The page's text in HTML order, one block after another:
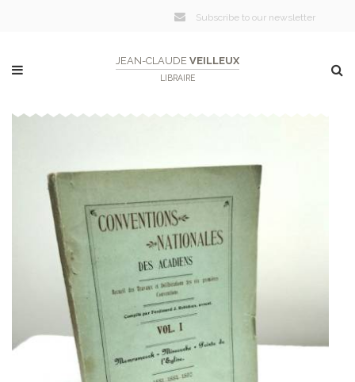
Subscribe to our newsletter
JEAN-CLAUDE VEILLEUX
LIBRAIRE